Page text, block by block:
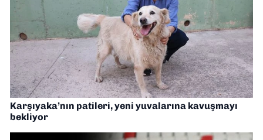
Karşıyaka’nın patileri, yeni yuvalarına kavuşmayı
bekliyor